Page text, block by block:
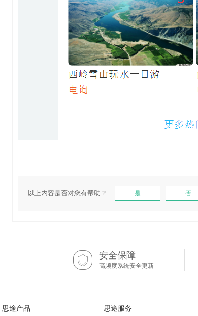
以上内容是否对您有帮助？ 是 否
安全保障
高频度系统安全更新
思途产品 思途服务